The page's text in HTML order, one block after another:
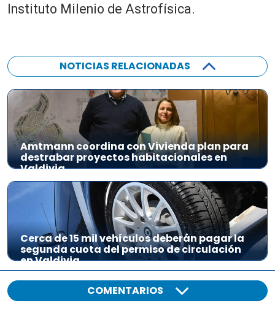
Instituto Milenio de Astrofísica.
NOTICIAS RELACIONADAS
Amtmann coordina con Vivienda plan para
destrabar proyectos habitacionales en
Valdivia
Cerca de 15 mil vehículos deberán pagar la
segunda cuota del permiso de circulación
en Valdivia
COMENTARIOS